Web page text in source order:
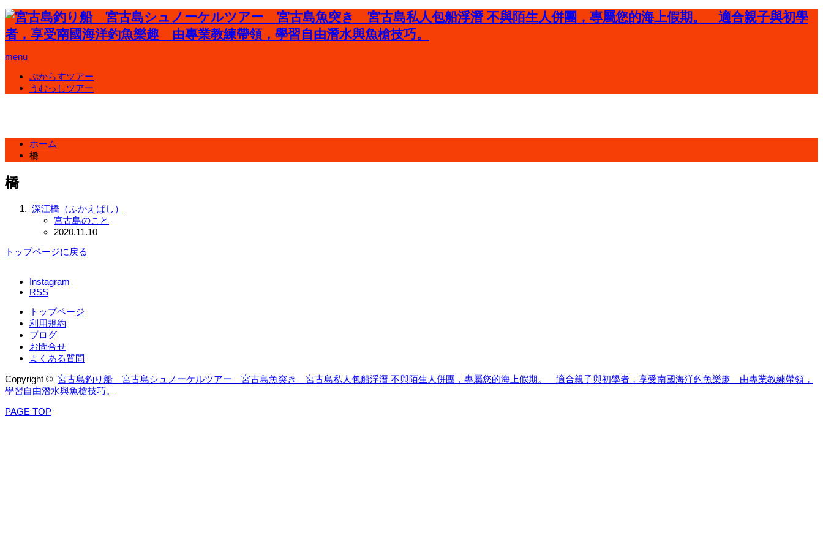
menu
ぷからすツアー
うむっしツアー
ホーム
橋
橋
深江橋（ふかえばし）
宮古島のこと
2020.11.10
トップページに戻る
Instagram
RSS
トップページ
利用規約
ブログ
お問合せ
よくある質問
Copyright © 宮古島釣り船 宮古島シュノーケルツアー 宮古島魚突き 宮古島私人包船浮潛 不與陌生人併團，專屬您的海上假期。 適合親子與初學者，享受南國海洋釣魚樂趣 由專業教練帶領，
學習自由潛水與魚槍技巧。
PAGE TOP